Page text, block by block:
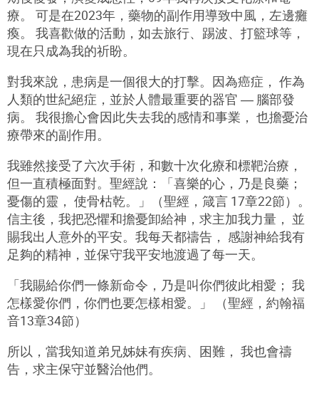
療。 可是在2023年，藥物的副作用導致中風，左邊癱
瘓。 我喜歡做的活動，如去旅行、踢波、打籃球等，
現在只成為我的祈盼。
對我來說，患病是一個很大的打擊。因為癌症， 作為
人類的世紀絕症，並於人體最重要的器官 ― 腦部發
病。 我很擔心會因此失去我的感情和事業， 也擔憂治
療帶來的副作用。
我雖然接受了六次手術，和數十次化療和標靶治療，
但一直積極面對。聖經說：「喜樂的心，乃是良藥；
憂傷的靈， 使骨枯乾。」（聖經，箴言 17章22節）。
信主後，我把恐懼和擔憂卸給神，求主加我力量， 並
賜我出人意外的平安。我每天都禱告， 感謝神給我有
足夠的精神，並保守我平安地渡過了每一天。
「我賜給你們一條新命令，乃是叫你們彼此相愛； 我
怎樣愛你們，你們也要怎樣相愛。」 （聖經，約翰福
音13章34節）
所以，當我知道弟兄姊妹有疾病、困難， 我也會禱
告，求主保守並醫治他們。